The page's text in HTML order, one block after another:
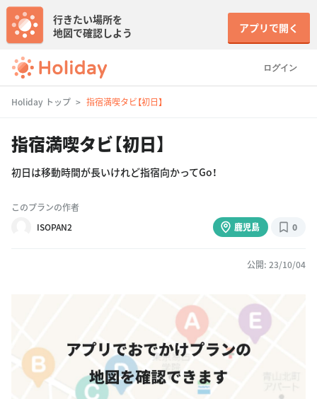
ログイン
行きたい場所を
地図で確認しよう
アプリで開く
Holiday トップ 指宿満喫タビ【初日】
指宿満喫タビ【初日】
初日は移動時間が長いけれど指宿向かってGo！
このプランの作者
ISOPAN2
鹿児島 0
公開: 23/10/04